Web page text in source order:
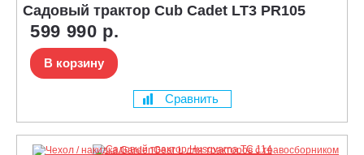
Садовый трактор Cub Cadet LT3 PR105
599 990 р.
В корзину
Сравнить